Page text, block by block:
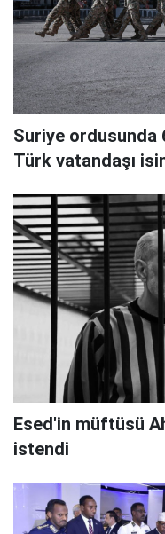
Suriye ordusunda
Türk vatandaşı
Esed'in müftüsü
istendi